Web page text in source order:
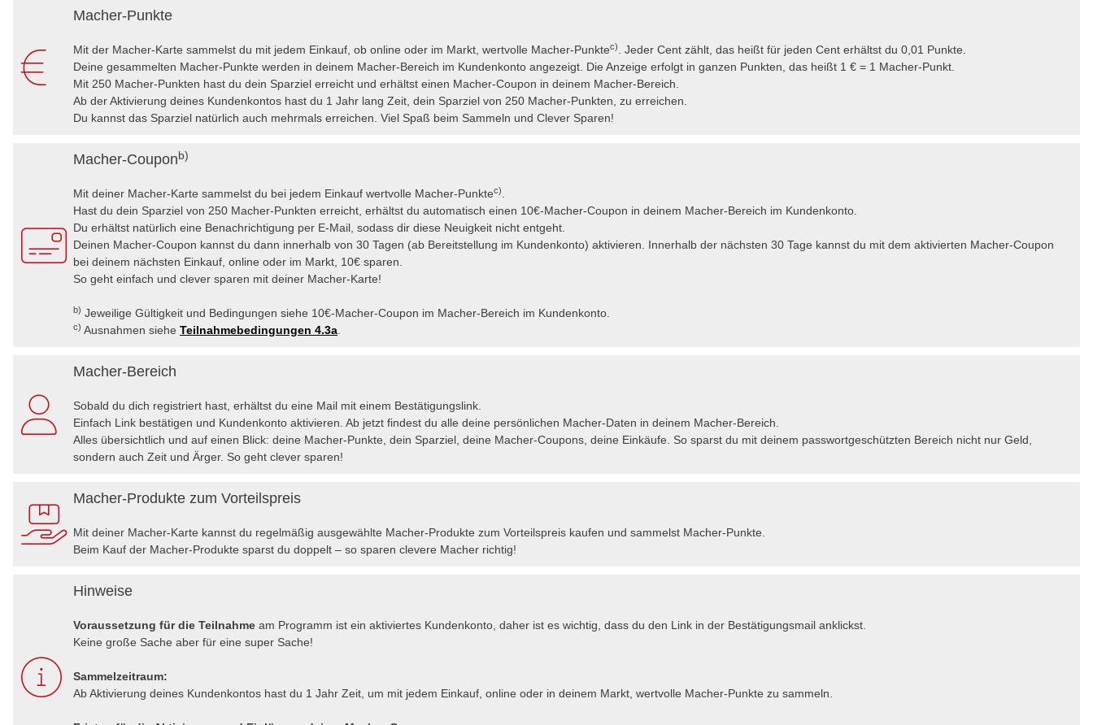
Macher-Punkte
Mit der Macher-Karte sammelst du mit jedem Einkauf, ob online oder im Markt, wertvolle Macher-Punktec). Jeder Cent zählt, das heißt für jeden Cent erhältst du 0,01 Punkte.
Deine gesammelten Macher-Punkte werden in deinem Macher-Bereich im Kundenkonto angezeigt. Die Anzeige erfolgt in ganzen Punkten, das heißt 1 € = 1 Macher-Punkt.
Mit 250 Macher-Punkten hast du dein Sparziel erreicht und erhältst einen Macher-Coupon in deinem Macher-Bereich.
Ab der Aktivierung deines Kundenkontos hast du 1 Jahr lang Zeit, dein Sparziel von 250 Macher-Punkten, zu erreichen.
Du kannst das Sparziel natürlich auch mehrmals erreichen. Viel Spaß beim Sammeln und Clever Sparen!
Macher-Couponb)
Mit deiner Macher-Karte sammelst du bei jedem Einkauf wertvolle Macher-Punktec).
Hast du dein Sparziel von 250 Macher-Punkten erreicht, erhältst du automatisch einen 10€-Macher-Coupon in deinem Macher-Bereich im Kundenkonto.
Du erhältst natürlich eine Benachrichtigung per E-Mail, sodass dir diese Neuigkeit nicht entgeht.
Deinen Macher-Coupon kannst du dann innerhalb von 30 Tagen (ab Bereitstellung im Kundenkonto) aktivieren. Innerhalb der nächsten 30 Tage kannst du mit dem aktivierten Macher-Coupon
bei deinem nächsten Einkauf, online oder im Markt, 10€ sparen.
So geht einfach und clever sparen mit deiner Macher-Karte!
b) Jeweilige Gültigkeit und Bedingungen siehe 10€-Macher-Coupon im Macher-Bereich im Kundenkonto.
c) Ausnahmen siehe Teilnahmebedingungen 4.3a.
Macher-Bereich
Sobald du dich registriert hast, erhältst du eine Mail mit einem Bestätigungslink.
Einfach Link bestätigen und Kundenkonto aktivieren. Ab jetzt findest du alle deine persönlichen Macher-Daten in deinem Macher-Bereich.
Alles übersichtlich und auf einen Blick: deine Macher-Punkte, dein Sparziel, deine Macher-Coupons, deine Einkäufe. So sparst du mit deinem passwortgeschützten Bereich nicht nur Geld,
sondern auch Zeit und Ärger. So geht clever sparen!
Macher-Produkte zum Vorteilspreis
Mit deiner Macher-Karte kannst du regelmäßig ausgewählte Macher-Produkte zum Vorteilspreis kaufen und sammelst Macher-Punkte.
Beim Kauf der Macher-Produkte sparst du doppelt – so sparen clevere Macher richtig!
Hinweise
Voraussetzung für die Teilnahme am Programm ist ein aktiviertes Kundenkonto, daher ist es wichtig, dass du den Link in der Bestätigungsmail anklickst.
Keine große Sache aber für eine super Sache!
Sammelzeitraum:
Ab Aktivierung deines Kundenkontos hast du 1 Jahr Zeit, um mit jedem Einkauf, online oder in deinem Markt, wertvolle Macher-Punkte zu sammeln.